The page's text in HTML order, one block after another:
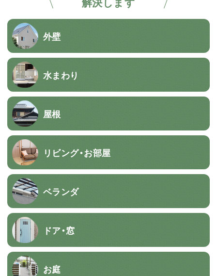
外壁
水まわり
屋根
リビング・お部屋
ベランダ
ドア・窓
お庭